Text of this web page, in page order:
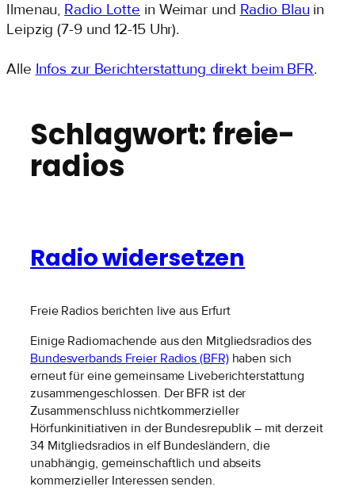
Ilmenau, Radio Lotte in Weimar und Radio Blau in
Leipzig (7-9 und 12-15 Uhr).
Alle Infos zur Berichterstattung direkt beim BFR.
Schlagwort:freie-
radios
Radio widersetzen
Freie Radios berichten live aus Erfurt
Einige Radiomachende aus den Mitgliedsradios des
Bundesverbands Freier Radios (BFR)haben sich
erneut für eine gemeinsame Liveberichterstattung
zusammengeschlossen. Der BFR ist der
Zusammenschluss nichtkommerzieller
Hörfunkinitiativen in der Bundesrepublik – mit derzeit
34 Mitgliedsradios in elf Bundesländern, die
unabhängig, gemeinschaftlich und abseits
kommerzieller Interessen senden.